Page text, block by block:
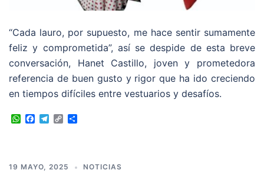
“Cada lauro, por supuesto, me hace sentir sumamente
feliz y comprometida”, así se despide de esta breve
conversación, Hanet Castillo, joven y prometedora
referencia de buen gusto y rigor que ha ido creciendo
en tiempos difíciles entre vestuarios y desafíos.
WhatsApp
Facebook
Telegram
Copy
19 MAYO, 2025 NOTICIAS